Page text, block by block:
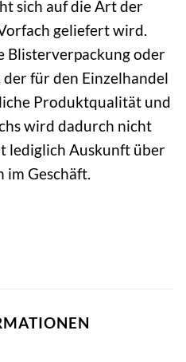
sich auf die Art der
geliefert wird.
Blisterverpackung oder
für den Einzelhandel
Produktqualität und
wird dadurch nicht
lediglich Auskunft über
Geschäft.